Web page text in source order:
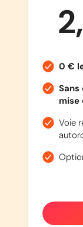
0 €
Sans
mise
Voie